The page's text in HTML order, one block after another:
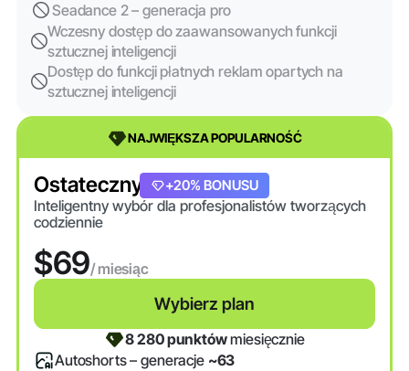
Seadance 2 – generacja pro
Wczesny dostęp do zaawansowanych funkcji
sztucznej inteligencji
Dostęp do funkcji płatnych reklam opartych na
sztucznej inteligencji
NAJWIĘKSZA POPULARNOŚĆ
Ostateczny
Inteligentny wybór dla profesjonalistów tworzących
codziennie
$69/ miesiąc
Wybierz plan
+20% BONUSU
8 280 punktówmiesięcznie
Autoshorts – generacje ~63